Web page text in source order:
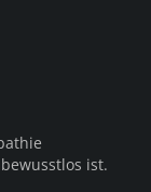
ist.